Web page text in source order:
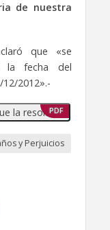
de nuestra
que «se
la fecha del
2012».-
la resolución
PDF
y Perjuicios